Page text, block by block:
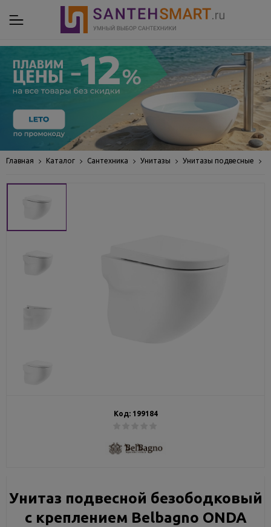
Главная Каталог Сантехника Унитазы Унитазы подвесные
Код: 199184
Унитаз подвесной безободковый
с креплением Belbagno ONDA